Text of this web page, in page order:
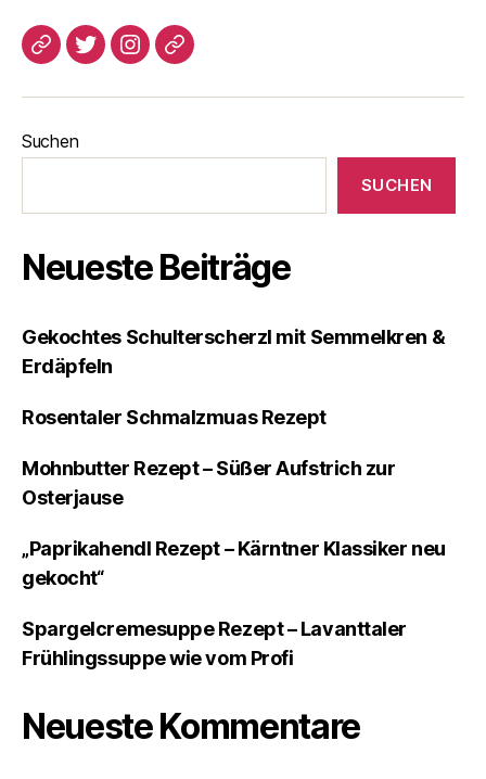
blogspotTwitterInstagramPinterest
Suchen
SUCHEN
Neueste Beiträge
Gekochtes Schulterscherzl mit Semmelkren &
Erdäpfeln
Rosentaler Schmalzmuas Rezept
Mohnbutter Rezept – Süßer Aufstrich zur
Osterjause
„Paprikahendl Rezept – Kärntner Klassiker neu
gekocht“
Spargelcremesuppe Rezept – Lavanttaler
Frühlingssuppe wie vom Profi
Neueste Kommentare